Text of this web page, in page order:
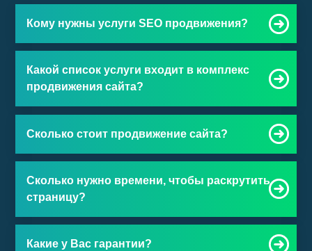
Кому нужны услуги SEO продвижения?
Какой список услуги входит в комплекс
продвижения сайта?
Сколько стоит продвижение сайта?
Сколько нужно времени, чтобы раскрутить
страницу?
Какие у Вас гарантии?